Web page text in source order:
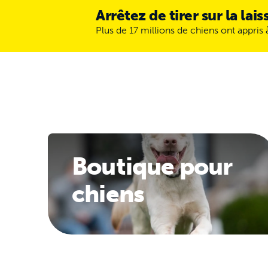
Arrêtez de tirer sur la
Plus de 17 millions de chiens ont
Boutique pour
chiens